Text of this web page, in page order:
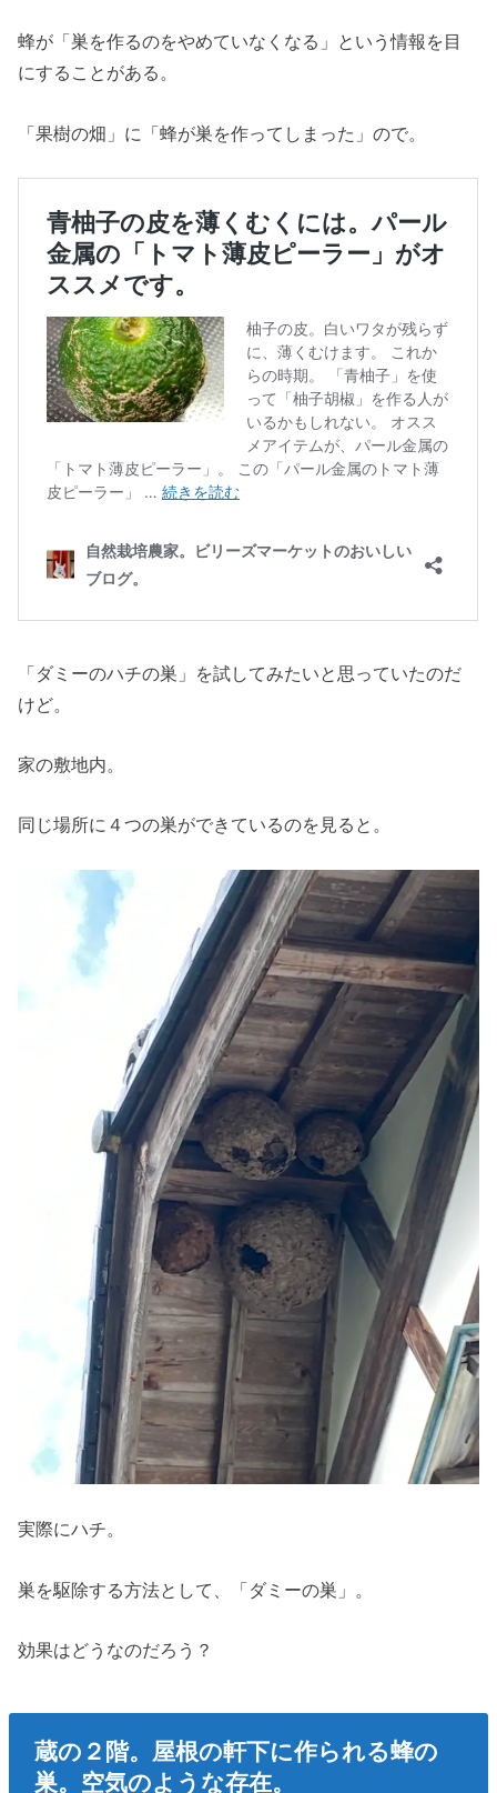
蜂が「巣を作るのをやめていなくなる」という情報を目
にすることがある。
「果樹の畑」に「蜂が巣を作ってしまった」ので。
「ダミーのハチの巣」を試してみたいと思っていたのだ
けど。
家の敷地内。
同じ場所に４つの巣ができているのを見ると。
実際にハチ。
巣を駆除する方法として、「ダミーの巣」。
効果はどうなのだろう？
蔵の２階。屋根の軒下に作られる蜂の
巣。空気のような存在。